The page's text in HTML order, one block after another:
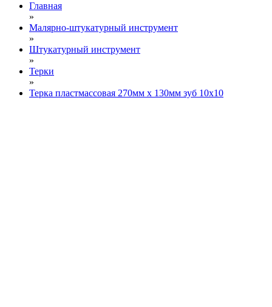
Главная
»
Малярно-штукатурный инструмент
»
Штукатурный инструмент
»
Терки
»
Терка пластмассовая 270мм х 130мм зуб 10х10